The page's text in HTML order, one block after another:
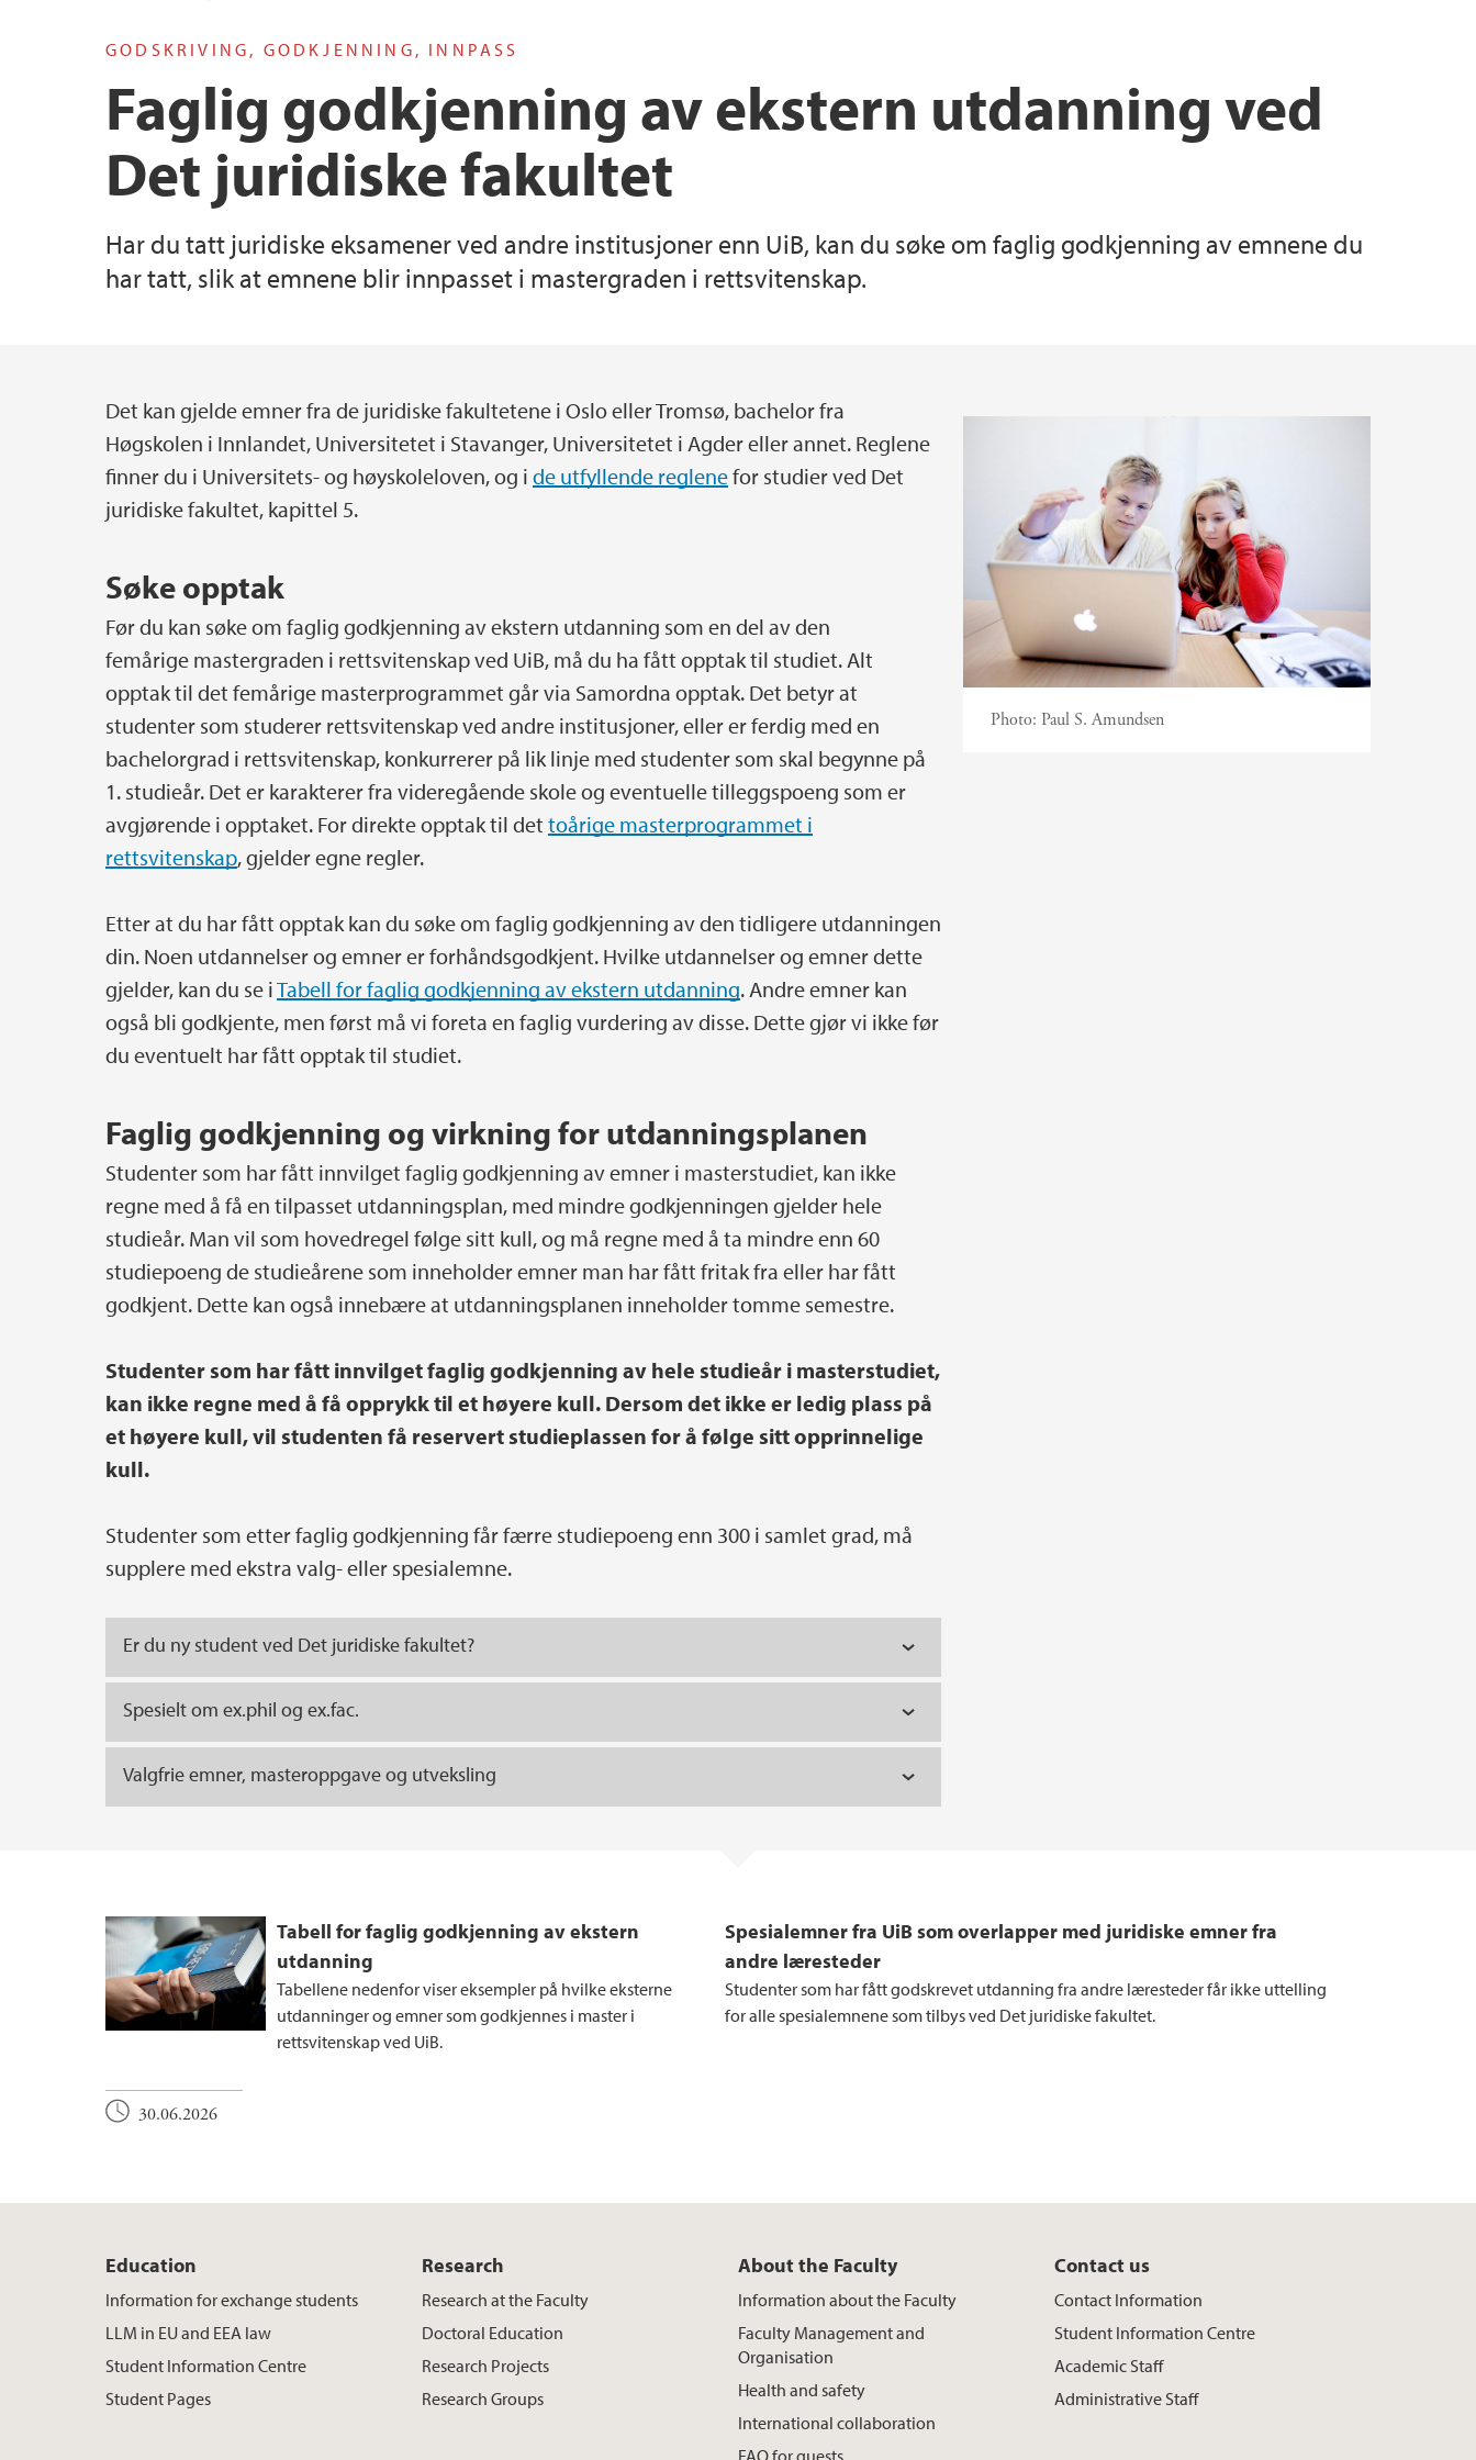
GODSKRIVING, GODKJENNING, INNPASS
Faglig godkjenning av ekstern utdanning ved
Det juridiske fakultet
Har du tatt juridiske eksamener ved andre institusjoner enn UiB, kan du søke om faglig godkjenning av emnene du
har tatt, slik at emnene blir innpasset i mastergraden i rettsvitenskap.
Main contentDet kan gjelde emner fra de juridiske fakultetene i Oslo eller Tromsø, bachelor fra
Høgskolen i Innlandet, Universitetet i Stavanger, Universitetet i Agder eller annet. Reglene
finner du i Universitets- og høyskoleloven, og i de utfyllende reglenefor studier ved Det
juridiske fakultet, kapittel 5.
Søke opptak
Før du kan søke om faglig godkjenning av ekstern utdanning som en del av den
femårige mastergraden i rettsvitenskap ved UiB, må du ha fått opptak til studiet. Alt
opptak til det femårige masterprogrammet går via Samordna opptak. Det betyr at
studenter som studerer rettsvitenskap ved andre institusjoner, eller er ferdig med en
bachelorgrad i rettsvitenskap, konkurrerer på lik linje med studenter som skal begynne på
1. studieår. Det er karakterer fra videregående skole og eventuelle tilleggspoeng som er
avgjørende i opptaket. For direkte opptak til det toårige masterprogrammet i
rettsvitenskap, gjelder egne regler.
Etter at du har fått opptak kan du søke om faglig godkjenning av den tidligere utdanningen
din. Noen utdannelser og emner er forhåndsgodkjent. Hvilke utdannelser og emner dette
gjelder, kan du se iTabell for faglig godkjenning av ekstern utdanning. Andre emner kan
også bli godkjente, men først må vi foreta en faglig vurdering av disse. Dette gjør vi ikke før
du eventuelt har fått opptak til studiet.
Faglig godkjenning og virkning for utdanningsplanen
Studenter som har fått innvilget faglig godkjenning av emner i masterstudiet, kan ikke
regne med å få en tilpasset utdanningsplan, med mindre godkjenningen gjelder hele
studieår. Man vil som hovedregel følge sitt kull, og må regne med å ta mindre enn 60
studiepoeng de studieårene som inneholder emner man har fått fritak fra eller har fått
godkjent. Dette kan også innebære at utdanningsplanen inneholder tomme semestre.
Studenter som har fått innvilget faglig godkjenning av hele studieår i masterstudiet,
kan ikke regne med å få opprykk til et høyere kull. Dersom det ikke er ledig plass på
et høyere kull, vil studenten få reservert studieplassen for å følge sitt opprinnelige
kull.
Studenter som etter faglig godkjenning får færre studiepoeng enn 300 i samlet grad, må
supplere med ekstra valg- eller spesialemne.
Er du ny student ved Det juridiske fakultet?
Spesielt om ex.phil og ex.fac.
Valgfrie emner, masteroppgave og utveksling
Photo: Paul S. Amundsen
Tabell for faglig godkjenning av ekstern
utdanning
Tabellene nedenfor viser eksempler på hvilke eksterne
utdanninger og emner som godkjennes i master i
rettsvitenskap ved UiB.
Spesialemner fra UiB som overlapper med juridiske emner fra
andre læresteder
Studenter som har fått godskrevet utdanning fra andre læresteder får ikke uttelling
for alle spesialemnene som tilbys ved Det juridiske fakultet.
30.06.2026
Education
Information for exchange students
LLM in EU and EEA law
Student Information Centre
Student Pages
Research
Research at the Faculty
Doctoral Education
Research Projects
Research Groups
About the Faculty
Information about the Faculty
Faculty Management and
Organisation
Health and safety
International collaboration
FAQ for guests
Contact us
Contact Information
Student Information Centre
Academic Staff
Administrative Staff